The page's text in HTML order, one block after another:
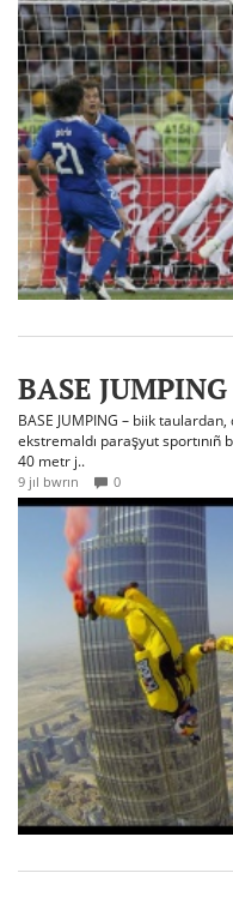
BASE
BASE JUMPING – biik
ekstremaldı paraşyut sportınıñ
40 metr j..
9 jıl bwrın 0